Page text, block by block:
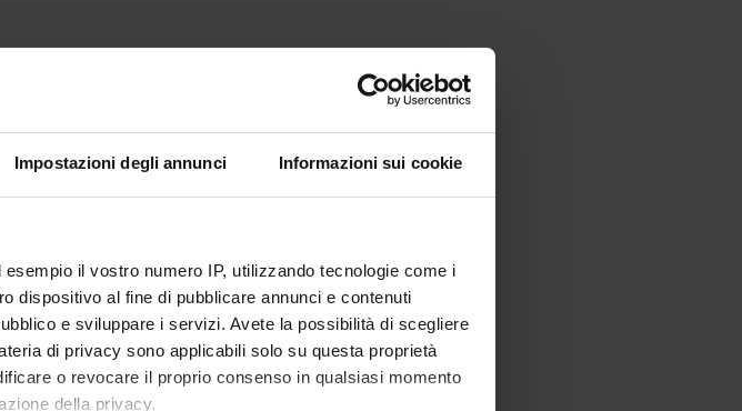
Impostazioni degli annunci Informazioni sui cookie
il vostro numero IP, utilizzando tecnologie come i
dispositivo al fine di pubblicare annunci e contenuti
e sviluppare i servizi. Avete la possibilità di scegliere
di privacy sono applicabili solo su questa proprietà
o revocare il proprio consenso in qualsiasi momento
della privacy.